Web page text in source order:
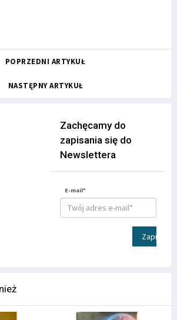
POPRZEDNI ARTYKUŁ
NASTĘPNY ARTYKUŁ
Zachęcamy do
zapisania się do
Newslettera
E-mail*
Zapisz